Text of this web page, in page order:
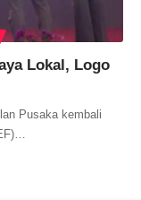
Lokal, Logo
Pusaka kembali